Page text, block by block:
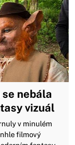
nebála
vizuál
v minulém
filmový